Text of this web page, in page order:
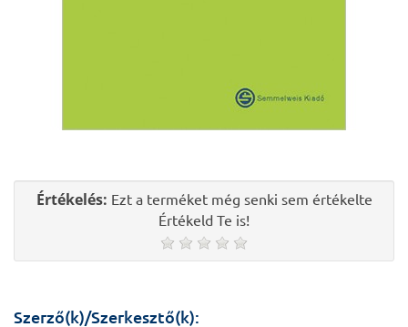
Értékelés: Ezt a terméket még senki sem értékelte
Értékeld Te is!
Szerző(k)/Szerkesztő(k):